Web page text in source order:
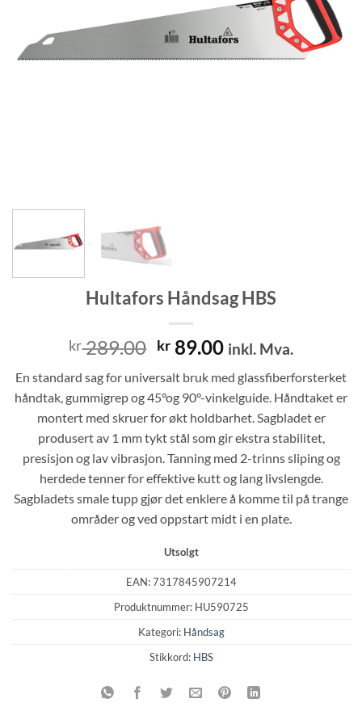
Hultafors Håndsag HBS
kr289.00 Opprinnelig
var:
kr 289.00.
kr89.00Nåværende
er:
kr 89.00.
inkl. Mva.
En standard sag for universalt bruk med glassfiberforsterket
håndtak, gummigrep og 45°og 90°-vinkelguide. Håndtaket er
montert med skruer for økt holdbarhet. Sagbladet er
produsert av 1 mm tykt stål som gir ekstra stabilitet,
presisjon og lav vibrasjon. Tanning med 2-trinns sliping og
herdede tenner for effektive kutt og lang livslengde.
Sagbladets smale tupp gjør det enklere å komme til på trange
områder og ved oppstart midt i en plate.
Utsolgt
EAN:7317845907214
Produktnummer: HU590725
Kategori: Håndsag
Stikkord: HBS